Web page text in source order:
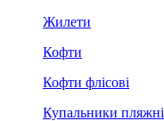
Жилети
Кофти
Кофти флісові
Купальники пляжні